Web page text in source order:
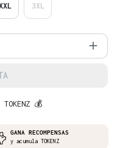
3XL
introduce la
💰
GANA RECOMPENSAS
y acumula TOKENZ